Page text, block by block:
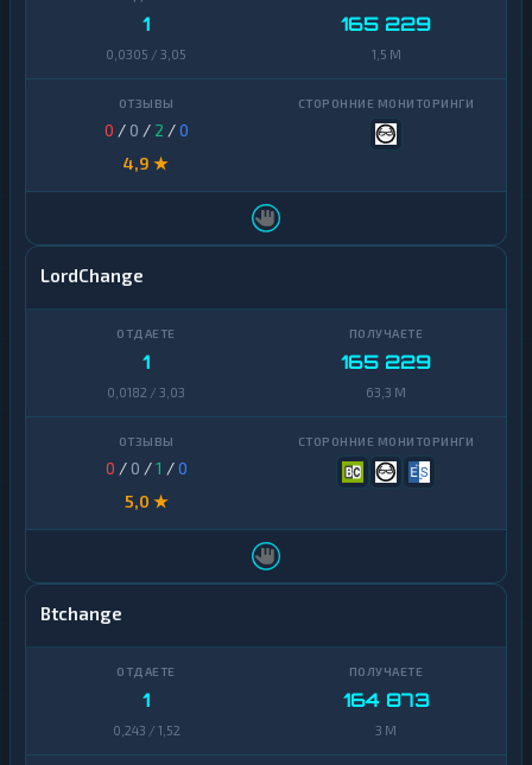
1
0,0305 / 3,05
165 229
1,5 M
0 / 0 / 2 /0
4,9 ★
LordChange
1
0,0182 / 3,03
165 229
63,3 M
0 / 0 /1 /0
5,0 ★
Btchange
1
0,243 / 1,52
164 873
3 M